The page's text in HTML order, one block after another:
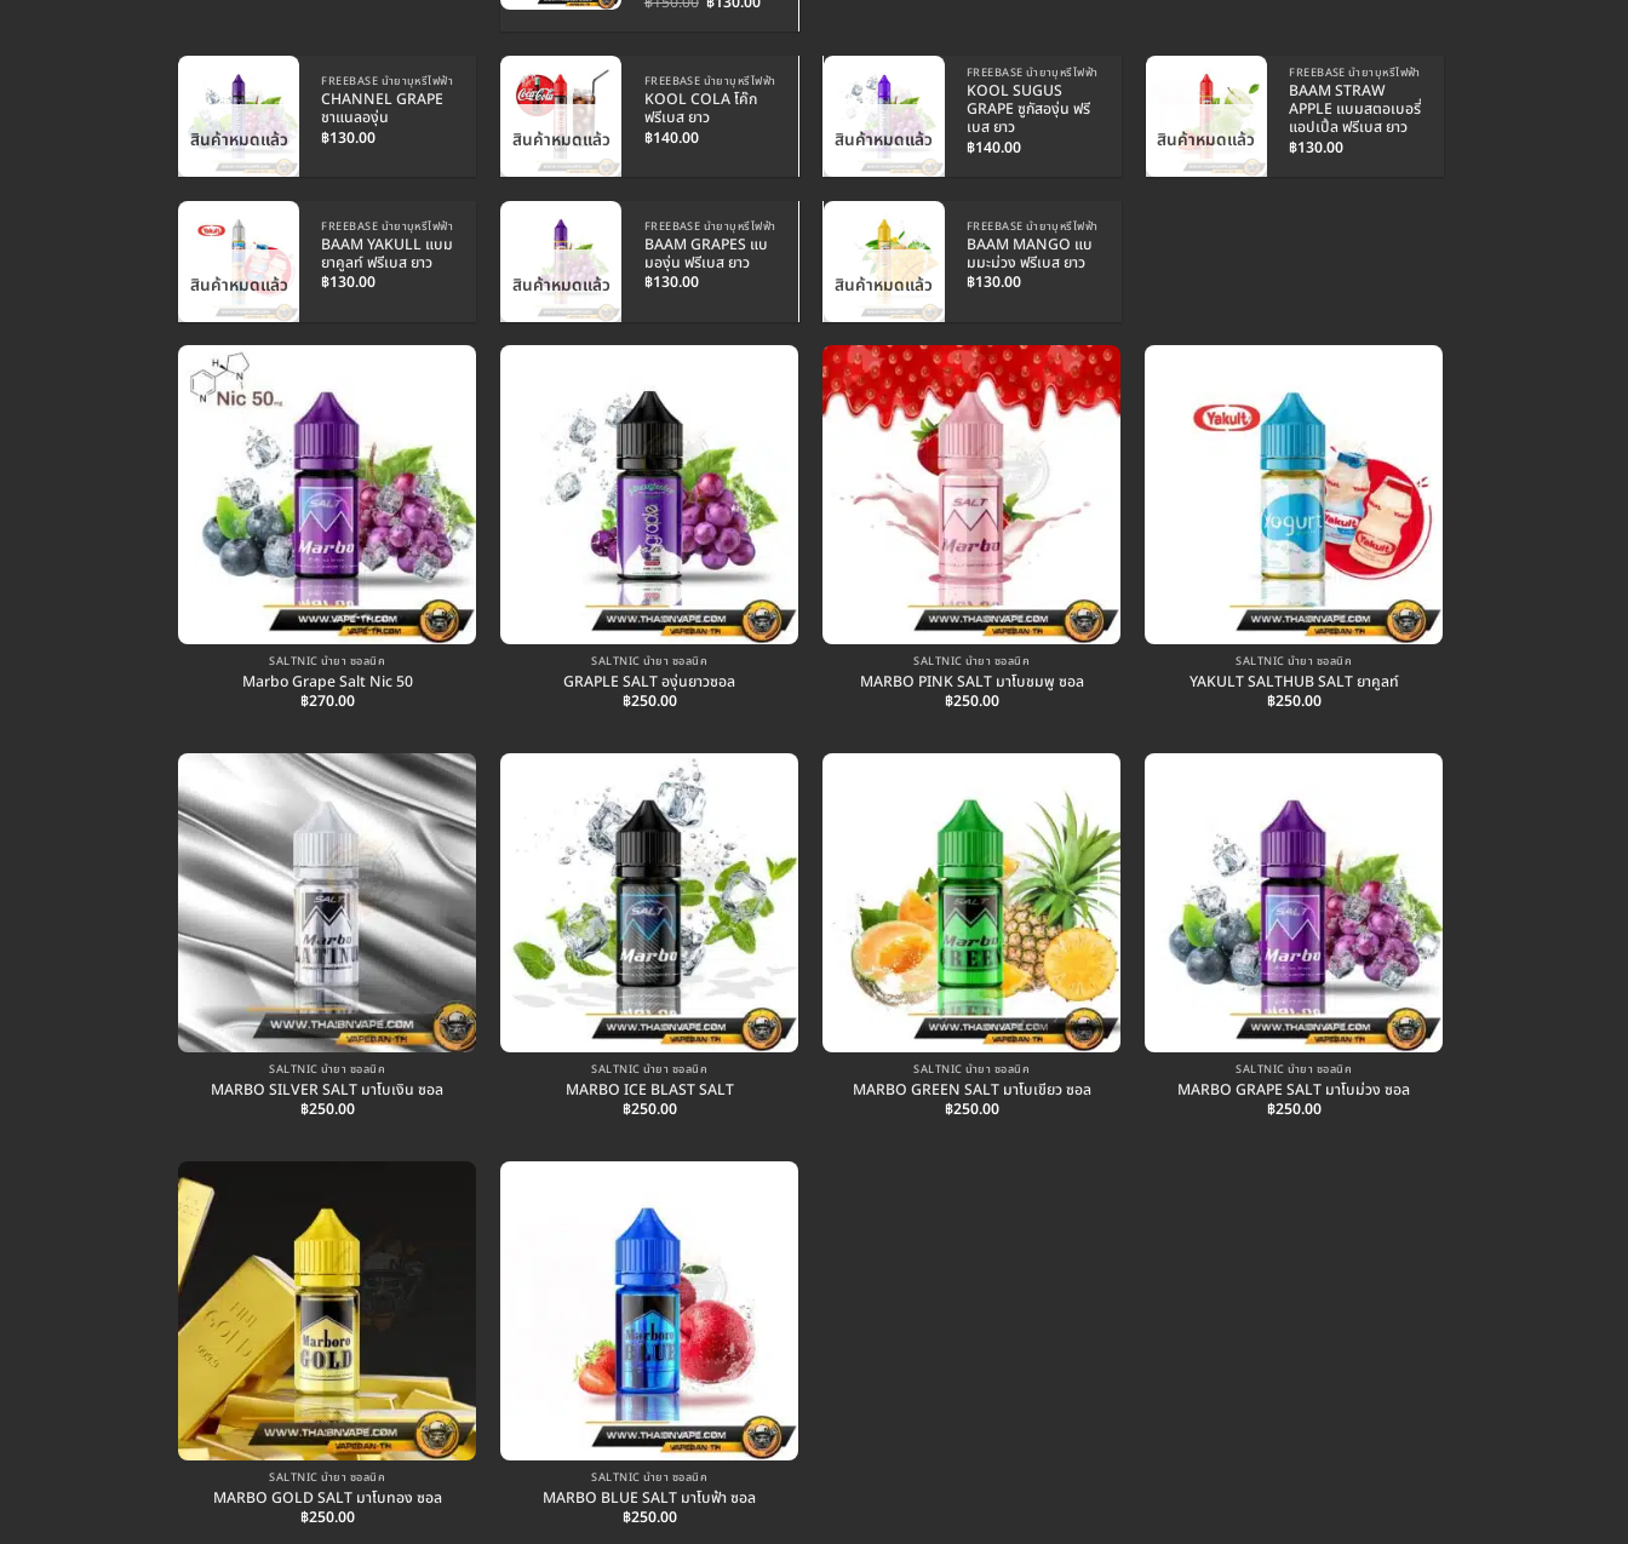
คะแนน
price
สินค้าหมดแล้ว
FREEBASE น้ำยาบุหรี่ไฟฟ้า
CHANNEL GRAPE
ชาแนลองุ่น
฿130.00 สินค้าหมดแล้ว
FREEBASE น้ำยาบุหรี่ไฟฟ้า
KOOL COLA โค๊ก
ฟรีเบส ยาว
฿140.00 สินค้าหมดแล้ว
FREEBASE น้ำยาบุหรี่ไฟฟ้า
KOOL SUGUS
GRAPE ซูกัสองุ่น ฟรี
เบส ยาว
฿140.00 สินค้าหมดแล้ว
FREEBASE น้ำยาบุหรี่ไฟฟ้า
BAAM STRAW
APPLE แบมสตอเบอรี่
แอปเปิ้ล ฟรีเบส ยาว
฿130.00
สินค้าหมดแล้ว
FREEBASE น้ำยาบุหรี่ไฟฟ้า
BAAM YAKULL แบม
ยาคูลท์ ฟรีเบส ยาว
฿130.00 สินค้าหมดแล้ว
FREEBASE น้ำยาบุหรี่ไฟฟ้า
BAAM GRAPES แบ
มองุ่น ฟรีเบส ยาว
฿130.00 สินค้าหมดแล้ว
FREEBASE น้ำยาบุหรี่ไฟฟ้า
BAAM MANGO แบ
มมะม่วง ฟรีเบส ยาว
฿130.00
SALTNIC น้ำยา ซอลนิค
Marbo Grape Salt Nic 50
฿270.00
SALTNIC น้ำยา ซอลนิค
GRAPLE SALT องุ่นยาวซอล
฿250.00
SALTNIC น้ำยา ซอลนิค
MARBO PINK SALT มาโบชมพู ซอล
฿250.00
SALTNIC น้ำยา ซอลนิค
YAKULT SALTHUB SALT ยาคูลท์
฿250.00
SALTNIC น้ำยา ซอลนิค
MARBO SILVER SALT มาโบเงิน ซอล
฿250.00
SALTNIC น้ำยา ซอลนิค
MARBO ICE BLAST SALT
฿250.00
SALTNIC น้ำยา ซอลนิค
MARBO GREEN SALT มาโบเขียว ซอล
฿250.00
SALTNIC น้ำยา ซอลนิค
MARBO GRAPE SALT มาโบม่วง ซอล
฿250.00
SALTNIC น้ำยา ซอลนิค
MARBO GOLD SALT มาโบทอง ซอล
฿250.00
SALTNIC น้ำยา ซอลนิค
MARBO BLUE SALT มาโบฟ้า ซอล
฿250.00